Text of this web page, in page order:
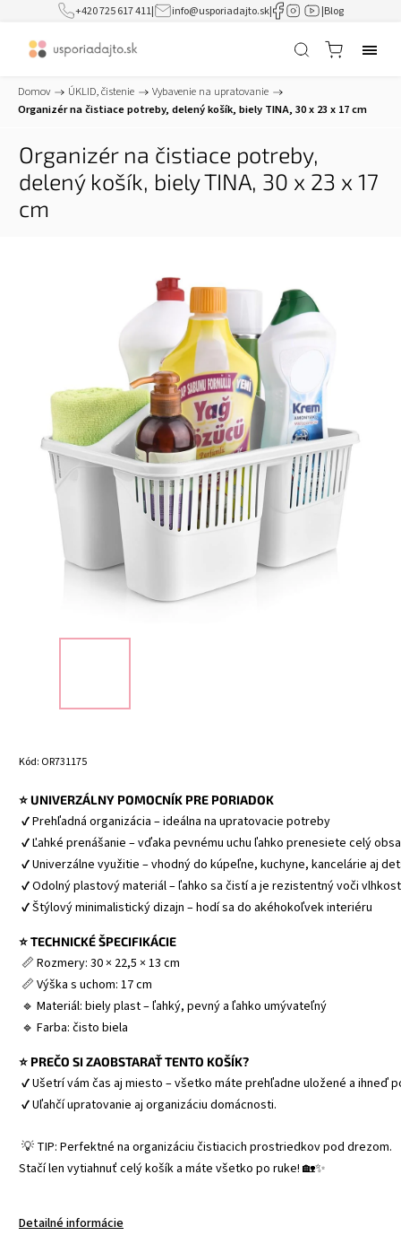
+420 725 617 411| info@usporiadajto.sk| |Blog
Domov / ÚKLID, čistenie / Vybavenie na upratovanie /
Organizér na čistiace potreby, delený košík, biely TINA, 30 x 23 x 17 cm
Organizér na čistiace potreby,
delený košík, biely TINA, 30 x 23 x 17
cm
Kód: OR731175
⭐ UNIVERZÁLNY POMOCNÍK PRE PORIADOK
✔ Prehľadná organizácia – ideálna na upratovacie potreby
✔ Ľahké prenášanie – vďaka pevnému uchu ľahko prenesiete celý
✔ Univerzálne využitie – vhodný do kúpeľne, kuchyne, kancelárie aj
✔ Odolný plastový materiál – ľahko sa čistí a je rezistentný voči
✔ Štýlový minimalistický dizajn – hodí sa do akéhokoľvek interiéru
⭐ TECHNICKÉ ŠPECIFIKÁCIE
📏 Rozmery: 30 × 22,5 × 13 cm
📏 Výška s uchom: 17 cm
🔹 Materiál: biely plast – ľahký, pevný a ľahko umývateľný
🔹 Farba: čisto biela
⭐ PREČO SI ZAOBSTARAŤ TENTO KOŠÍK?
✔ Ušetrí vám čas aj miesto – všetko máte prehľadne uložené a ihneď
✔ Uľahčí upratovanie aj organizáciu domácnosti.
💡 TIP: Perfektné na organizáciu čistiacich prostriedkov pod drezom.
Stačí len vytiahnuť celý košík a máte všetko po ruke! 🏡✨
Detailné informácie